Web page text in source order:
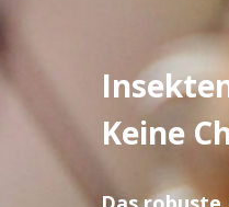
Keine